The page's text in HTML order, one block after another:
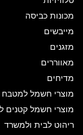
מכונות כביסה
מייבשים
מזגנים
מאווררים
מדיחים
מוצרי חשמל למטבח
מוצרי חשמל קטנים
ריהוט לבית ולמשרד